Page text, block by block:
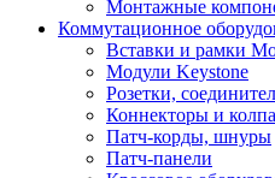
Монтажные
Коммутационное
Вставки и рамки
Модули Keystone
Розетки,
Коннекторы и
Патч-корды, шнуры
Патч-панели